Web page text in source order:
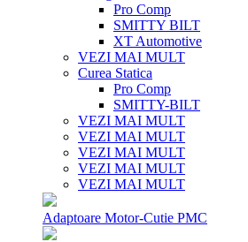
Pro Comp
SMITTY BILT
XT Automotive
VEZI MAI MULT
Curea Statica
Pro Comp
SMITTY-BILT
VEZI MAI MULT
VEZI MAI MULT
VEZI MAI MULT
VEZI MAI MULT
VEZI MAI MULT
Adaptoare Motor-Cutie PMC